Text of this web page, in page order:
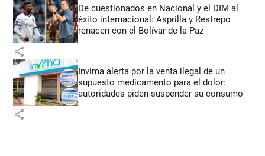
De cuestionados en Nacional y el DIM al
éxito internacional: Asprilla y Restrepo
renacen con el Bolívar de la Paz
share
Invima alerta por la venta ilegal de un
supuesto medicamento para el dolor:
autoridades piden suspender su consumo
share